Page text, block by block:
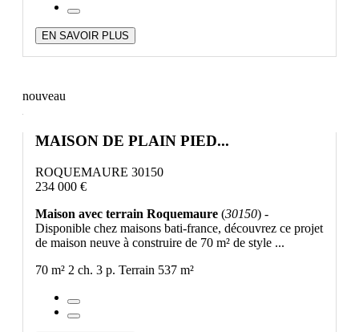
EN SAVOIR PLUS
nouveau
MAISON DE PLAIN PIED...
ROQUEMAURE 30150
234 000 €
Maison avec terrain Roquemaure (30150) -
Disponible chez maisons bati-france, découvrez ce projet
de maison neuve à construire de 70 m² de style ...
70 m² 2 ch. 3 p. Terrain 537 m²